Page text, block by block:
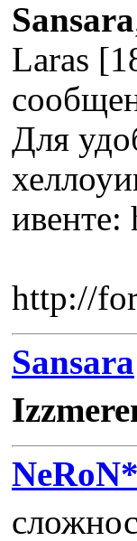
Sansara
Laras
Для
http://
Sansara